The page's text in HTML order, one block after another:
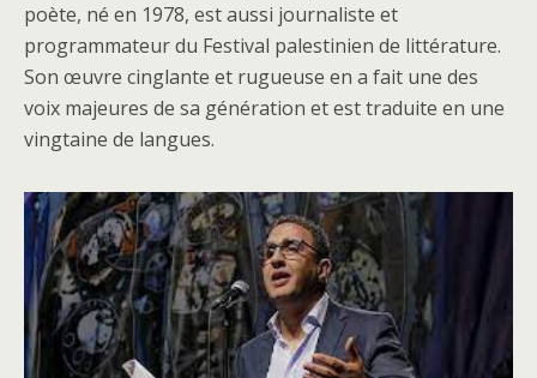
poète, né en 1978, est aussi journaliste et
programmateur du Festival palestinien de littérature.
Son œuvre cinglante et rugueuse en a fait une des
voix majeures de sa génération et est traduite en une
vingtaine de langues.